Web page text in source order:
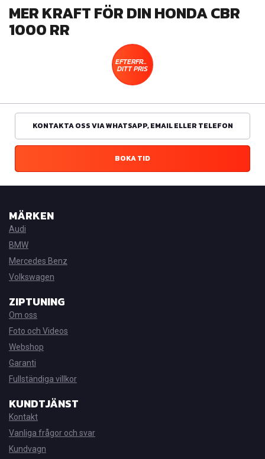
MER KRAFT FÖR DIN HONDA CBR
1000 RR
EFTERFRÅGA
DITT PRIS
KONTAKTA OSS VIA WHATSAPP, EMAIL ELLER TELEFON
BOKA TID
MÄRKEN
Audi
BMW
Mercedes Benz
Volkswagen
ZIPTUNING
Om oss
Foto och Videos
Webshop
Garanti
Fullständiga villkor
KUNDTJÄNST
Kontakt
Vanliga frågor och svar
Kundvagn